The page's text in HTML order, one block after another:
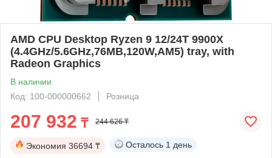
AMD CPU Desktop Ryzen 9 12/24T 9900X
(4.4GHz/5.6GHz,76MB,120W,AM5) tray, with
Radeon Graphics
В наличии
Код: 100-000000662
Розница
207 932 ₸ 244 626 ₸
Экономия 36694 ₸ Осталось 1 день